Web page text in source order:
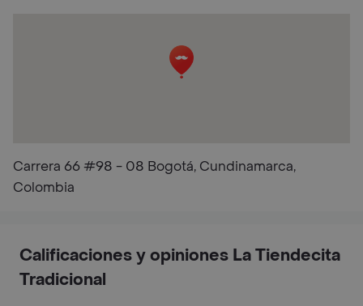
Carrera 66 #98 - 08 Bogotá, Cundinamarca,
Colombia
Calificaciones y opiniones La Tiendecita
Tradicional